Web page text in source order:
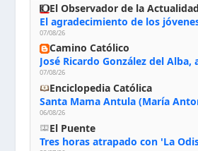
El Observador de la Actualidad
07/08/26
Camino Católico
07/08/26
Enciclopedia Católica
06/08/26
El Puente
Tres horas atrapado con 'La